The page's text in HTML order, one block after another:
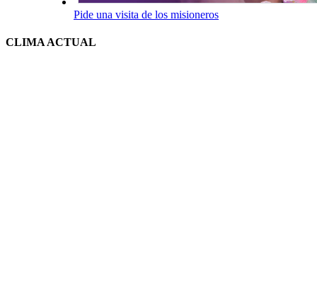
Pide una visita de los misioneros
CLIMA ACTUAL